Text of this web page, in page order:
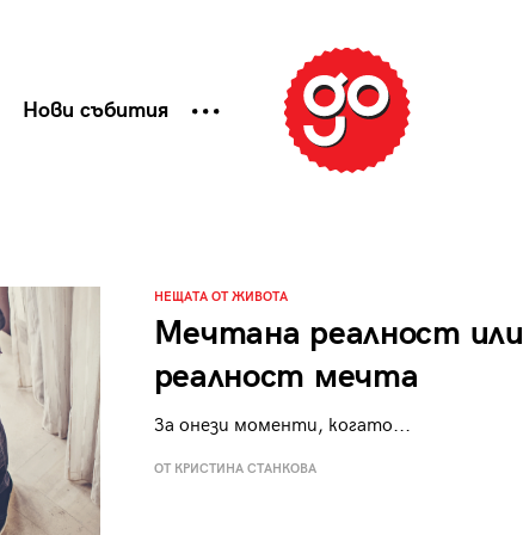
Нови събития
НЕЩАТА ОТ ЖИВОТА
Мечтана реалност или
реалност мечта
За онези моменти, когато...
ОТ КРИСТИНА СТАНКОВА